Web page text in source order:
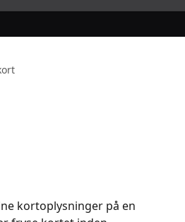
kortoplysninger på en